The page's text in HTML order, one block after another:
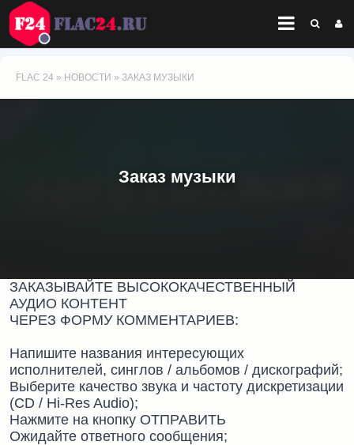
FLAC 24 » НОВОСТИ » ЗАКАЗ МУЗЫКИ
Заказ музыки
ЗАКАЗЫВАЙТЕ ВЫСОКОКАЧЕСТВЕННЫЙ
АУДИО КОНТЕНТ
ЧЕРЕЗ ФОРМУ КОММЕНТАРИЕВ:
Напишите названия интересующих
исполнителей, синглов / альбомов / дискографий;
Выберите качество звука и частоту дискретизации
(CD / Hi-Res Audio);
Нажмите на кнопку ОТПРАВИТЬ
Ожидайте ответного сообщения;